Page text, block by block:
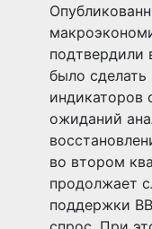
было
индикаторов
ожиданий
во втором
продолжает
поддержки